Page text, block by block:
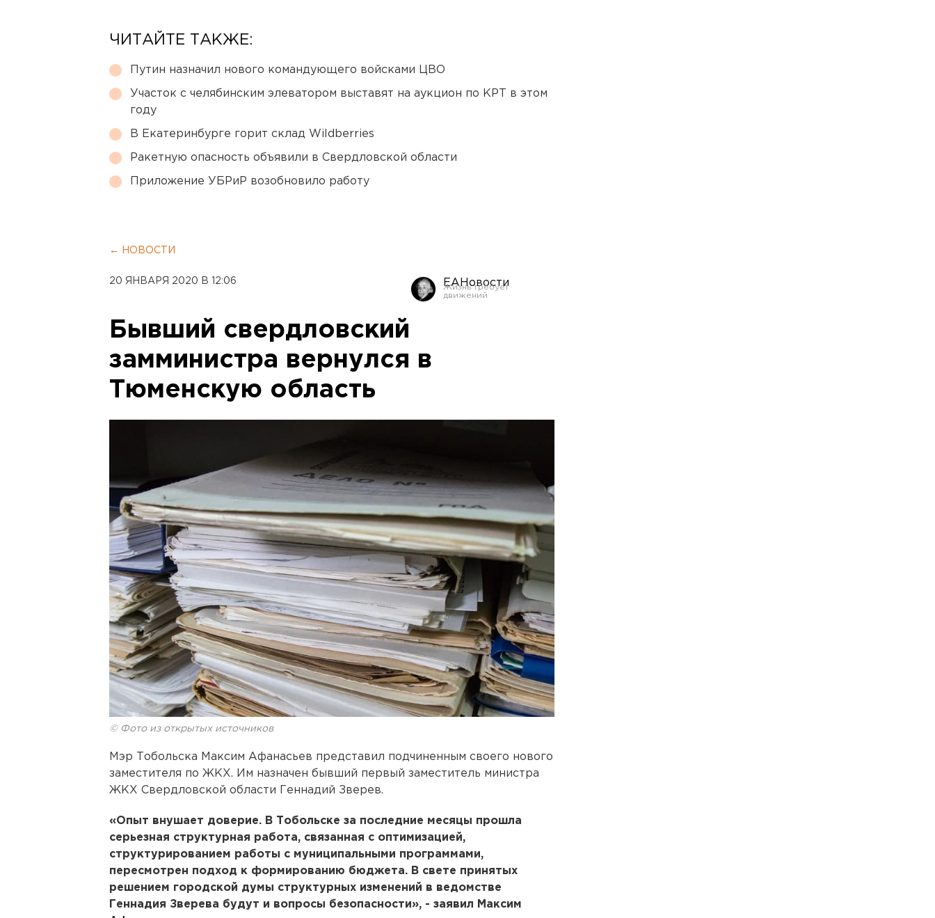
ЧИТАЙТЕ ТАКЖЕ:
Путин назначил нового командующего войсками ЦВО
Участок с челябинским элеватором выставят на аукцион по КРТ в этом
году
В Екатеринбурге горит склад Wildberries
Ракетную опасность объявили в Свердловской области
Приложение УБРиР возобновило работу
← НОВОСТИ
20 ЯНВАРЯ 2020 В 12:06 ЕАНовости
Бывший свердловский
замминистра вернулся в
Тюменскую область
© Фото из открытых источников
Мэр Тобольска Максим Афанасьев представил подчиненным своего нового
заместителя по ЖКХ. Им назначен бывший первый заместитель министра
ЖКХ Свердловской области Геннадий Зверев.
«Опыт внушает доверие. В Тобольске за последние месяцы прошла
серьезная структурная работа, связанная с оптимизацией,
структурированием работы с муниципальными программами,
пересмотрен подход к формированию бюджета. В свете принятых
решением городской думы структурных изменений в ведомстве
Геннадия Зверева будут и вопросы безопасности», - заявил Максим